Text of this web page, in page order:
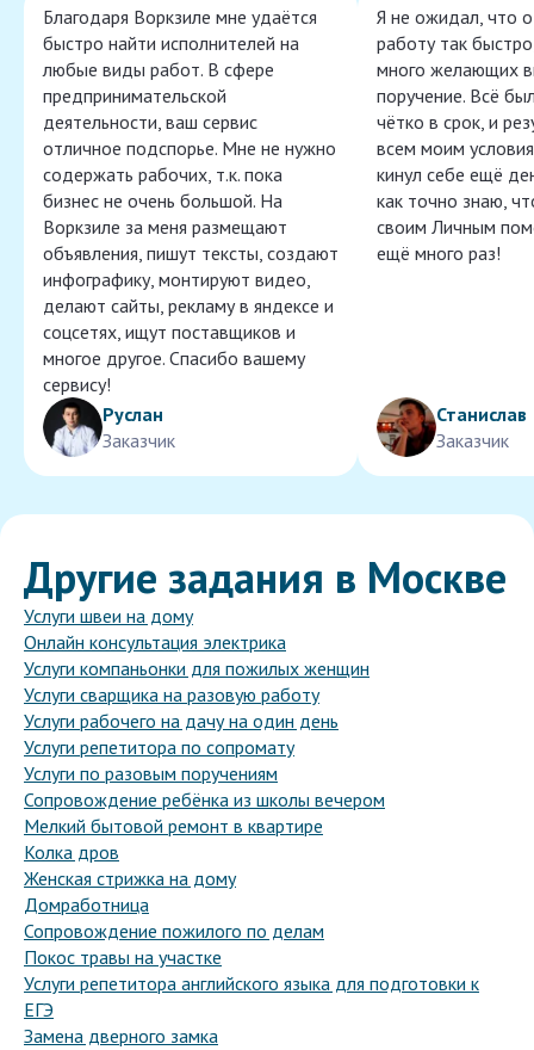
Благодаря Воркзиле мне удаётся
быстро найти исполнителей на
любые виды работ. В сфере
предпринимательской
деятельности, ваш сервис
отличное подспорье. Мне не нужно
содержать рабочих, т.к. пока
бизнес не очень большой. На
Воркзиле за меня размещают
объявления, пишут тексты, создают
инфографику, монтируют видео,
делают сайты, рекламу в яндексе и
соцсетях, ищут поставщиков и
многое другое. Спасибо вашему
сервису!
Руслан
Заказчик
Я не ожидал, что
работу так
много желающих
поручение. Всё
чётко в срок, и
всем моим
кинул себе ещё
как точно знаю,
своим Личным
ещё много раз!
Станислав
Заказчик
Другие задания в Москве
Услуги швеи на дому
Онлайн консультация электрика
Услуги компаньонки для пожилых женщин
Услуги сварщика на разовую работу
Услуги рабочего на дачу на один день
Услуги репетитора по сопромату
Услуги по разовым поручениям
Сопровождение ребёнка из школы вечером
Мелкий бытовой ремонт в квартире
Колка дров
Женская стрижка на дому
Домработница
Сопровождение пожилого по делам
Покос травы на участке
Услуги репетитора английского языка для подготовки к
ЕГЭ
Замена дверного замка